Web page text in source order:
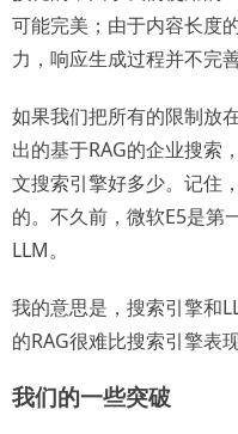
可能完美；由于内容长度
力，响应生成过程并不完善
如果我们把所有的限制放
出的基于RAG的企业搜索
文搜索引擎好多少。记住
的。不久前，微软E5是第
LLM。
我的意思是，搜索引擎和
的RAG很难比搜索引擎表
我们的一些突破